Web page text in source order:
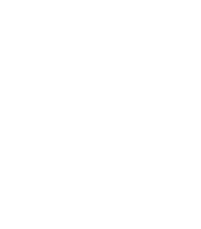
12
108
Pool, Outdoor Pool,